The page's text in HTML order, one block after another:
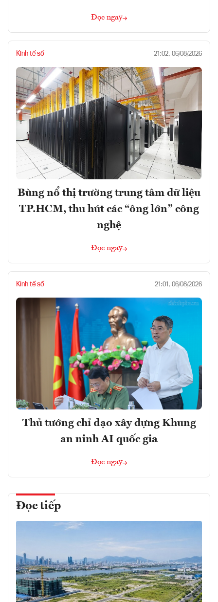
Đọc ngay
Kinh tế số 21:02, 06/08/2026
Bùng nổ thị trường trung tâm dữ liệu
TP.HCM, thu hút các “ông lớn” công
nghệ
Đọc ngay
Kinh tế số 21:01, 06/08/2026
Thủ tướng chỉ đạo xây dựng Khung
an ninh AI quốc gia
Đọc ngay
Đọc tiếp